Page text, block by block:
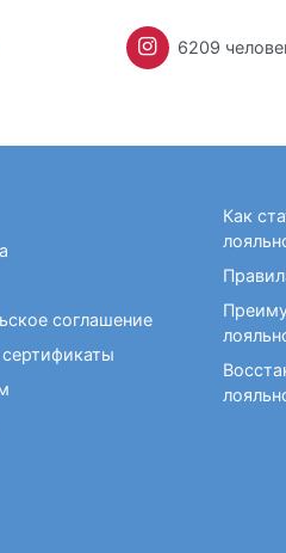
6209
соглашение
Как